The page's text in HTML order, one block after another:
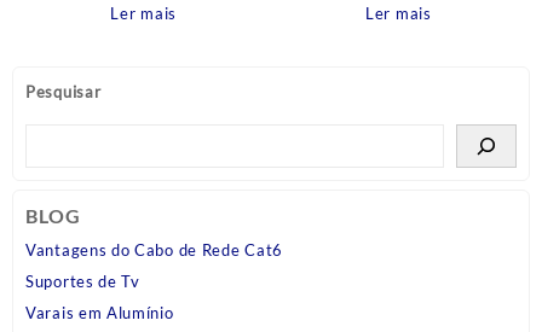
Pesquisar
BLOG
Vantagens do Cabo de Rede Cat6
Suportes de Tv
Varais em Alumínio
(EF147A) Electrolux
Ler mais
Descartável Original
Ler mais